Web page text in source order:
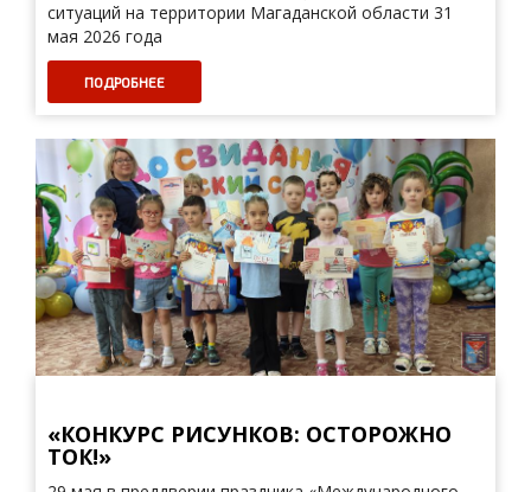
ситуаций на территории Магаданской области 31
мая 2026 года
ПОДРОБНЕЕ
«КОНКУРС РИСУНКОВ: ОСТОРОЖНО
ТОК!»